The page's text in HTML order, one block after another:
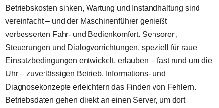
Betriebskosten sinken, Wartung und Instandhaltung sind
vereinfacht – und der Maschinenführer genießt
verbesserten Fahr- und Bedienkomfort. Sensoren,
Steuerungen und Dialogvorrichtungen, speziell für raue
Einsatzbedingungen entwickelt, erlauben – fast rund um die
Uhr – zuverlässigen Betrieb. Informations- und
Diagnosekonzepte erleichtern das Finden von Fehlern,
Betriebsdaten gehen direkt an einen Server, um dort